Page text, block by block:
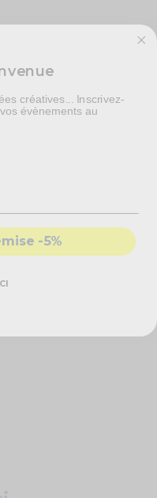
Utile(0) Signaler
créatives... Inscrivez-
évènements au
-5%